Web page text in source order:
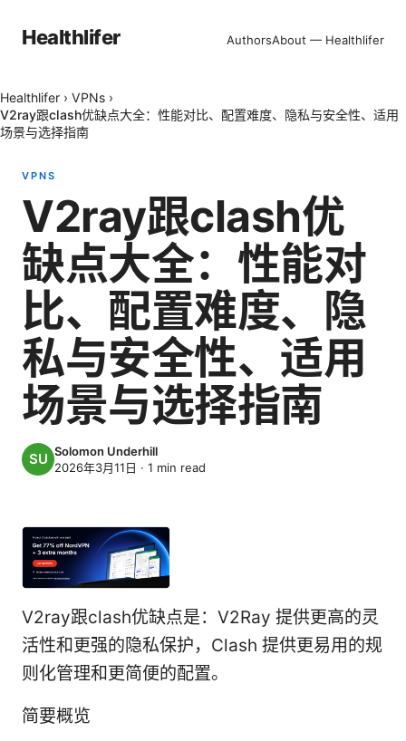
Healthlifer AuthorsAbout — Healthlifer
Healthlifer › VPNs ›
V2ray跟clash优缺点大全：性能对比、配置难度、隐私与安全性、适用
场景与选择指南
VPNS
V2ray跟clash优
缺点大全：性能对
比、配置难度、隐
私与安全性、适用
场景与选择指南
Solomon Underhill
2026年3月11日 · 1 min read
V2ray跟clash优缺点是：V2Ray 提供更高的灵
活性和更强的隐私保护，Clash 提供更易用的规
则化管理和更简便的配置。
简要概览